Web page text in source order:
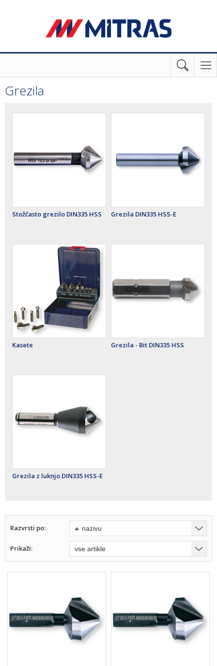
Grezila
Stožčasto grezilo DIN335 HSS Grezila DIN335 HSS-E
Kasete Grezila - Bit DIN335 HSS
Grezila z luknjo DIN335 HSS-E
Razvrsti po:
Prikaži: